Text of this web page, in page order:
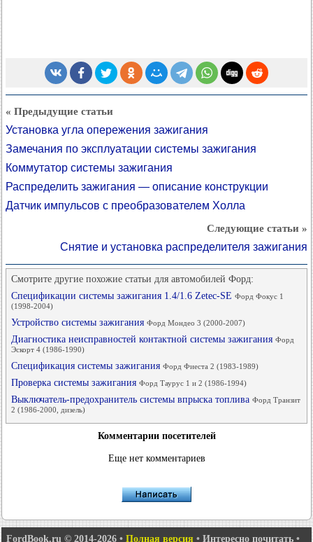
« Предыдущие статьи
Установка угла опережения зажигания
Замечания по эксплуатации системы зажигания
Коммутатор системы зажигания
Распределить зажигания — описание конструкции
Датчик импульсов с преобразователем Холла
Следующие статьи »
Снятие и установка распределителя зажигания
Смотрите другие похожие статьи для автомобилей Форд:
Спецификации системы зажигания 1.4/1.6 Zetec-SE Форд Фокус 1
(1998-2004)
Устройство системы зажигания Форд Мондео 3 (2000-2007)
Диагностика неисправностей контактной системы зажигания Форд
Эскорт 4 (1986-1990)
Спецификация системы зажигания Форд Фиеста 2 (1983-1989)
Проверка системы зажигания Форд Таурус 1 и 2 (1986-1994)
Выключатель-предохранитель системы впрыска топлива Форд Транзит
2 (1986-2000, дизель)
Комментарии посетителей
Еще нет комментариев
FordBook.ru © 2014-2026 • Полная версия • Интересно почитать •